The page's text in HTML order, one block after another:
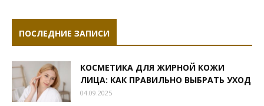
ПОСЛЕДНИЕ ЗАПИСИ
КОСМЕТИКА ДЛЯ ЖИРНОЙ КОЖИ
ЛИЦА: КАК ПРАВИЛЬНО ВЫБРАТЬ УХОД
04.09.2025